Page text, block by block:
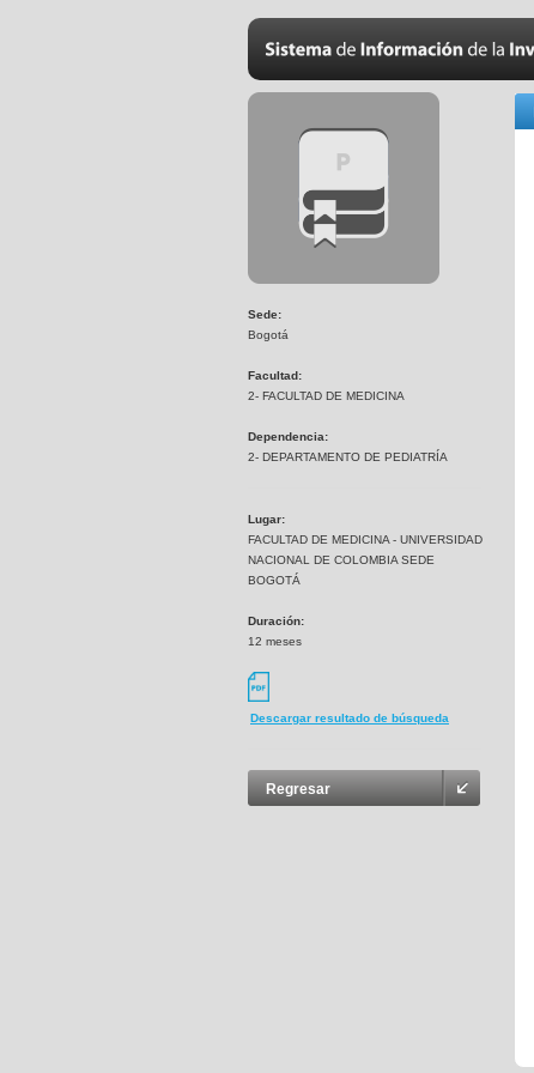
Sede:
Bogotá
Facultad:
2- FACULTAD DE MEDICINA
Dependencia:
2- DEPARTAMENTO DE PEDIATRÍA
Lugar:
FACULTAD DE MEDICINA - UNIVERSIDAD
NACIONAL DE COLOMBIA SEDE
BOGOTÁ
Duración:
12 meses
Descargar resultado de búsqueda
Regresar